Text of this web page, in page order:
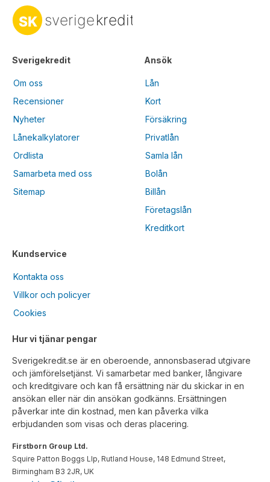
Sverigekredit
Om oss
Recensioner
Nyheter
Lånekalkylatorer
Ordlista
Samarbeta med oss
Sitemap
Kundservice
Kontakta oss
Villkor och policyer
Cookies
Ansök
Lån
Kort
Försäkring
Privatlån
Samla lån
Bolån
Billån
Företagslån
Kreditkort
Hur vi tjänar pengar
Sverigekredit.se är en oberoende, annonsbaserad utgivare
och jämförelsetjänst. Vi samarbetar med banker, långivare
och kreditgivare och kan få ersättning när du skickar in en
ansökan eller när din ansökan godkänns. Ersättningen
påverkar inte din kostnad, men kan påverka vilka
erbjudanden som visas och deras placering.
Firstborn Group Ltd.
Squire Patton Boggs Llp, Rutland House, 148 Edmund Street,
Birmingham B3 2JR, UK